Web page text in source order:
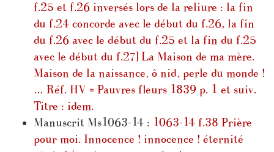
f.25 et f.26 inversés lors de la reliure : la fin
du f.24 concorde avec le début du f.26, la fin
du f.26 avec le début du f.25 et la fin du f.25
avec le début du f.27] La Maison de ma mère.
Maison de la naissance, ô nid, perle du monde !
… Réf. HV = Pauvres fleurs 1839 p. 1 et suiv.
Titre : idem.
Manuscrit Ms1063-14 : 1063-14 f.38 Prière
pour moi. Innocence ! innocence ! éternité